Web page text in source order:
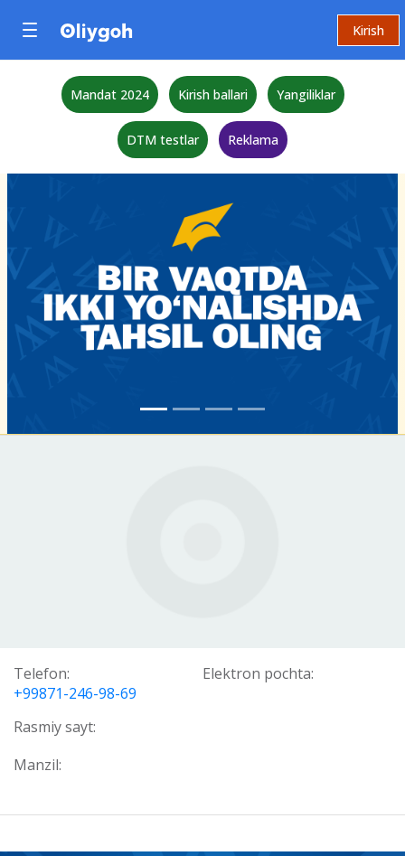
Kirish
Mandat 2024 Kirish ballari Yangiliklar
DTM testlar Reklama
Telefon:
+99871-246-98-69
Elektron pochta:
Rasmiy sayt:
Manzil: